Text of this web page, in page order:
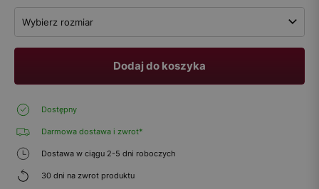
Wybierz rozmiar
Dodaj do koszyka
Dostępny
Darmowa dostawa i zwrot*
Dostawa w ciągu 2-5 dni roboczych
30 dni na zwrot produktu